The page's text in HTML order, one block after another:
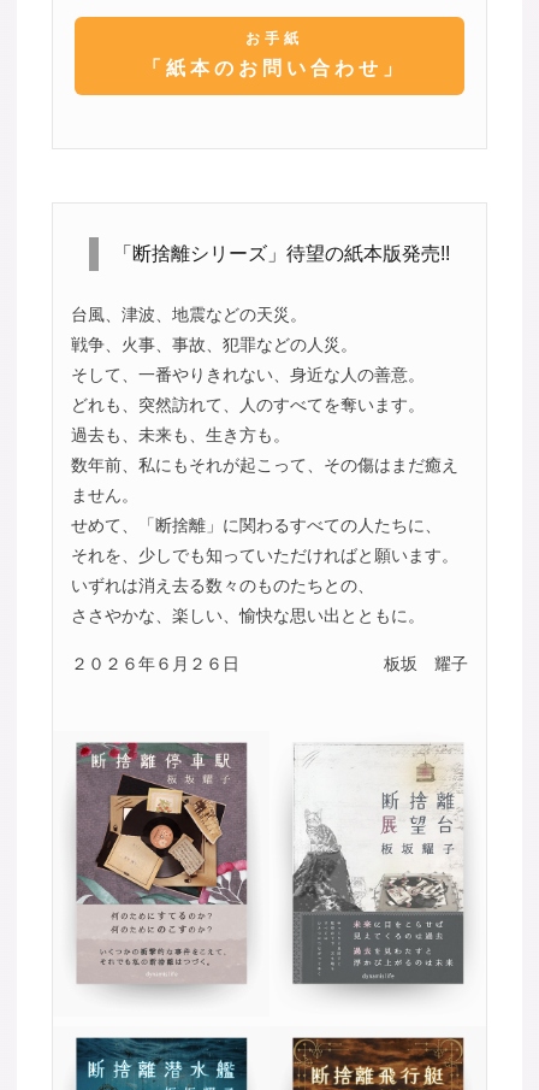
お手紙
「紙本のお問い合わせ」
「断捨離シリーズ」待望の紙本版発売!!
台風、津波、地震などの天災。
戦争、火事、事故、犯罪などの人災。
そして、一番やりきれない、身近な人の善意。
どれも、突然訪れて、人のすべてを奪います。
過去も、未来も、生き方も。
数年前、私にもそれが起こって、その傷はまだ癒え
ません。
せめて、「断捨離」に関わるすべての人たちに、
それを、少しでも知っていただければと願います。
いずれは消え去る数々のものたちとの、
ささやかな、楽しい、愉快な思い出とともに。
２０２６年６月２６日 板坂 耀子